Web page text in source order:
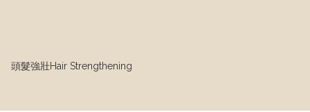
頭髮強壯Hair Strengthening